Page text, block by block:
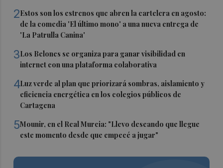
2Estos son los estrenos que abren la cartelera en agosto:
de la comedia 'El último mono' a una nueva entrega de
'La Patrulla Canina'
3Los Belones se organiza para ganar visibilidad en
internet con una plataforma colaborativa
4Luz verde al plan que priorizará sombras, aislamiento y
eficiencia energética en los colegios públicos de
Cartagena
5Mounir, en el Real Murcia: "Llevo deseando que llegue
este momento desde que empecé a jugar"